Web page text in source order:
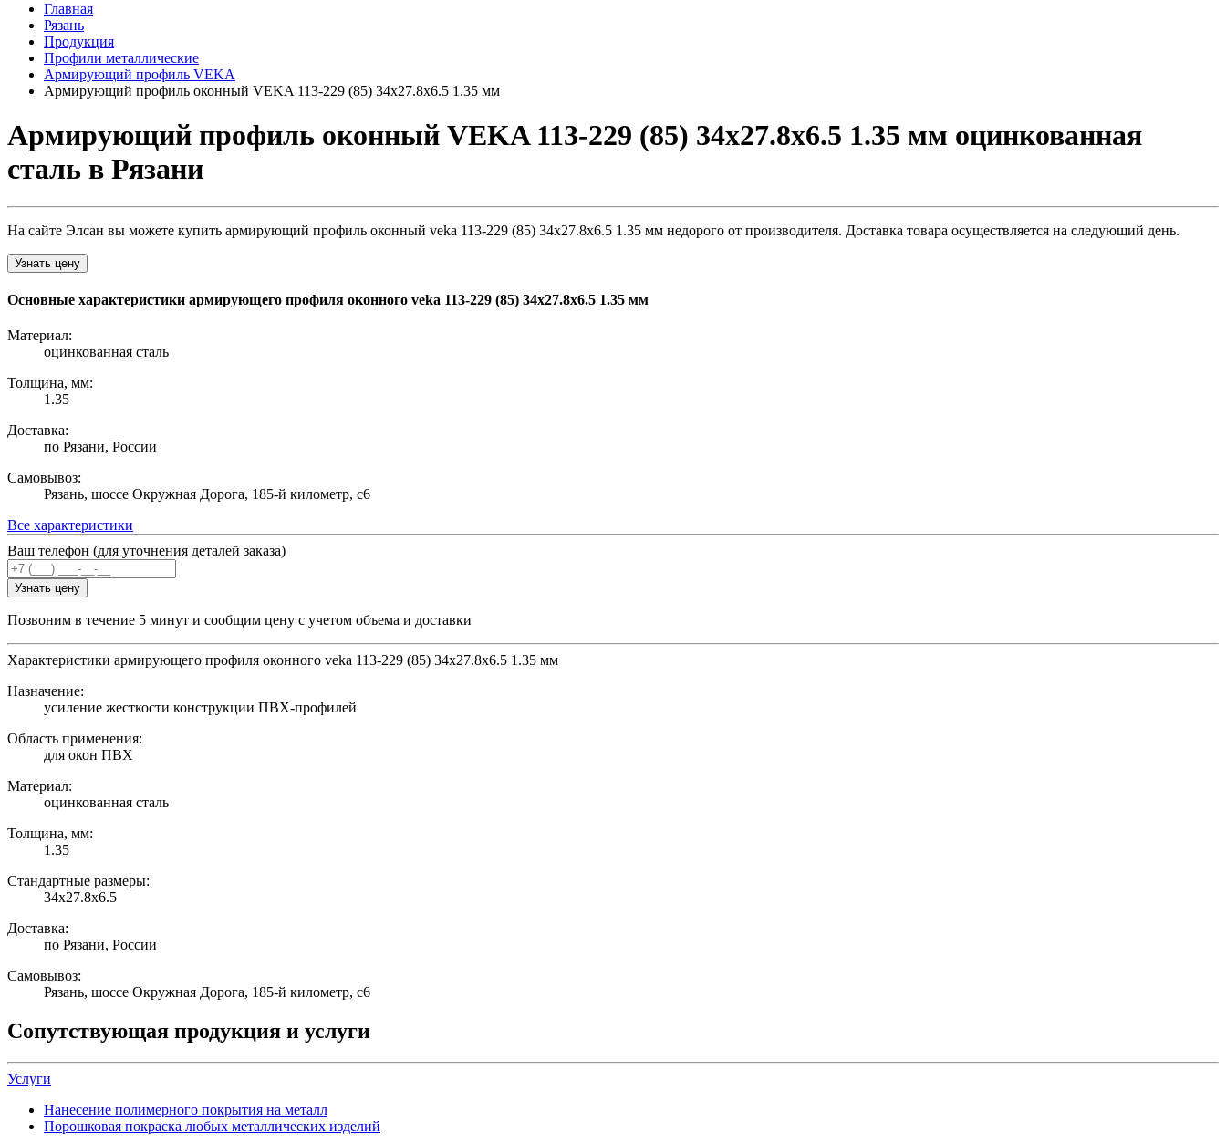
Главная
Рязань
Продукция
Профили металлические
Армирующий профиль VEKA
Армирующий профиль оконный VEKA 113-229 (85) 34х27.8х6.5 1.35 мм
Армирующий профиль оконный VEKA 113-229 (85) 34х27.8х6.5 1.35 мм оцинкованная
сталь в Рязани
На сайте Элсан вы можете купить армирующий профиль оконный veka 113-229 (85) 34х27.8х6.5 1.35 мм недорого от производителя. Доставка товара осуществляется на следующий день.
Узнать цену
Основные характеристики армирующего профиля оконного veka 113-229 (85) 34х27.8х6.5 1.35 мм
Материал:
оцинкованная сталь
Толщина, мм:
1.35
Доставка:
по Рязани, России
Самовывоз:
Рязань, шоссе Окружная Дорога, 185-й километр, с6
Все характеристики
Ваш телефон (для уточнения деталей заказа)
Узнать цену
Позвоним в течение 5 минут и сообщим цену с учетом объема и доставки
Характеристики армирующего профиля оконного veka 113-229 (85) 34х27.8х6.5 1.35 мм
Назначение:
усиление жесткости конструкции ПВХ-профилей
Область применения:
для окон ПВХ
Материал:
оцинкованная сталь
Толщина, мм:
1.35
Стандартные размеры:
34х27.8х6.5
Доставка:
по Рязани, России
Самовывоз:
Рязань, шоссе Окружная Дорога, 185-й километр, с6
Сопутствующая продукция и услуги
Услуги
Нанесение полимерного покрытия на металл
Порошковая покраска любых металлических изделий